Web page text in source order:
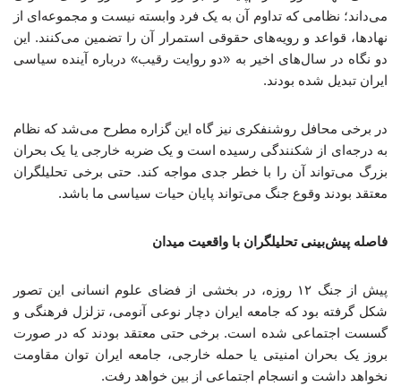
می‌داند؛ نظامی که تداوم آن به یک فرد وابسته نیست و مجموعه‌ای از
نهادها، قواعد و رویه‌های حقوقی استمرار آن را تضمین می‌کنند. این
دو نگاه در سال‌های اخیر به «دو روایت رقیب» درباره آینده سیاسی
ایران تبدیل شده بودند.
در برخی محافل روشنفکری نیز گاه این گزاره مطرح می‌شد که نظام
به درجه‌ای از شکنندگی رسیده است و یک ضربه خارجی یا یک بحران
بزرگ می‌تواند آن را با خطر جدی مواجه کند. حتی برخی تحلیلگران
معتقد بودند وقوع جنگ می‌تواند پایان حیات سیاسی ما باشد.
فاصله پیش‌بینی تحلیلگران با واقعیت میدان
پیش از جنگ ۱۲ ‌روزه، در بخشی از فضای علوم ‌انسانی این تصور
شکل گرفته بود که جامعه ایران دچار نوعی آنومی، تزلزل فرهنگی و
گسست اجتماعی شده است. برخی حتی معتقد بودند که در صورت
بروز یک بحران امنیتی یا حمله خارجی، جامعه ایران توان مقاومت
نخواهد داشت و انسجام اجتماعی از بین خواهد رفت.